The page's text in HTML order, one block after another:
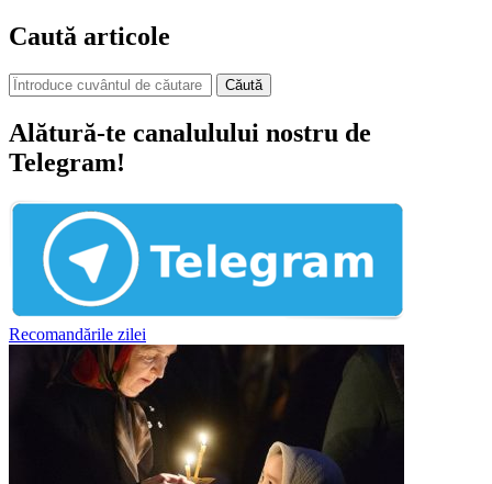
Caută articole
Căută
Alătură-te canalulului nostru de
Telegram!
Recomandările zilei